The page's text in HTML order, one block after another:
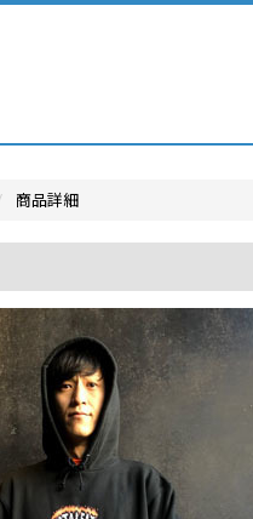
商品詳細